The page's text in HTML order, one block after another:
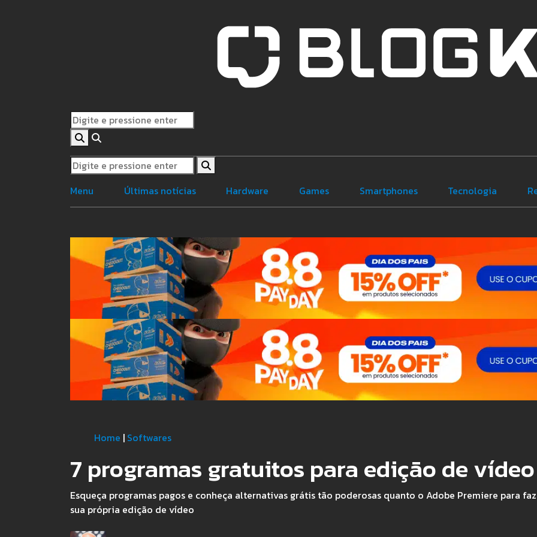
Menu Últimas notícias Hardware Games Smartphones Tecnologia
Home | Softwares
7 programas gratuitos para edição de vídeo
Esqueça programas pagos e conheça alternativas grátis tão poderosas quanto o Adobe Premiere para
sua própria edição de vídeo